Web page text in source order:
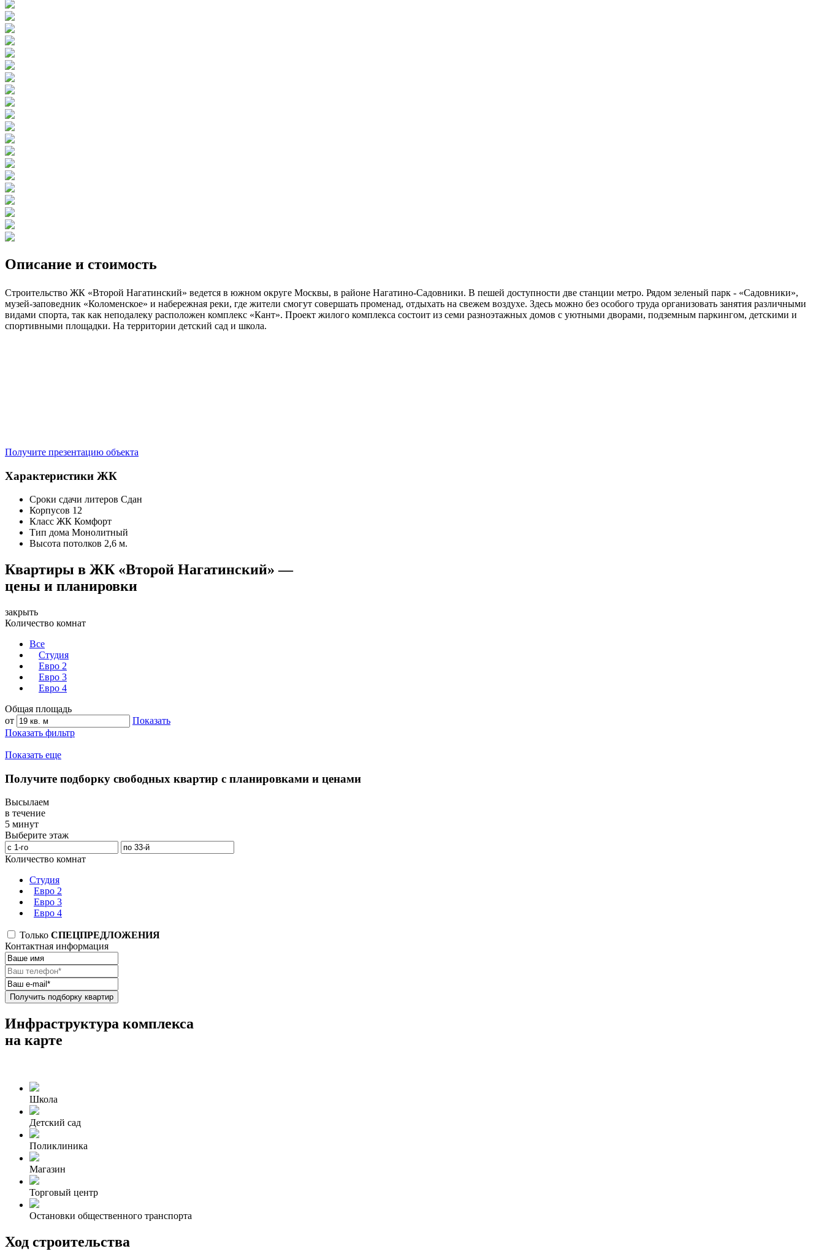
Описание и стоимость
Строительство ЖК «Второй Нагатинский» ведется в южном округе Москвы, в районе Нагатино-Садовники. В пешей доступности две станции метро. Рядом зеленый парк - «Садовники»,
музей-заповедник «Коломенское» и набережная реки, где жители смогут совершать променад, отдыхать на свежем воздухе. Здесь можно без особого труда организовать занятия различными
видами спорта, так как неподалеку расположен комплекс «Кант». Проект жилого комплекса состоит из семи разноэтажных домов с уютными дворами, подземным паркингом, детскими и
спортивными площадки. На территории детский сад и школа.
Получите презентацию объекта
Характеристики ЖК
Сроки сдачи литеров Сдан
Корпусов 12
Класс ЖК Комфорт
Тип дома Монолитный
Высота потолков 2,6 м.
Квартиры в ЖК «Второй Нагатинский» —
цены и планировки
закрыть
Количество комнат
Все
Студия
Евро 2
Евро 3
Евро 4
Общая площадь
от
Показать
Показать фильтр
Показать еще
Получите подборку свободных квартир с планировками и ценами
Высылаем
в течение
5 минут
Выберите этаж
Количество комнат
Студия
Евро 2
Евро 3
Евро 4
Только СПЕЦПРЕДЛОЖЕНИЯ
Контактная информация
Получить подборку квартир
Инфраструктура комплекса
на карте
Школа
Детский сад
Поликлиника
Магазин
Торговый центр
Остановки общественного транспорта
Ход строительства